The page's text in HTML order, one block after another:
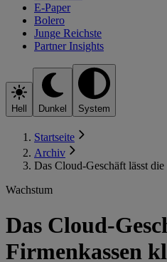
E-Paper
Bolero
Junge Reichste
Partner Insights
Hell Dunkel System
Startseite
Archiv
Das Cloud-Geschäft lässt
Wachstum
Das Cloud-
Firmenkassen